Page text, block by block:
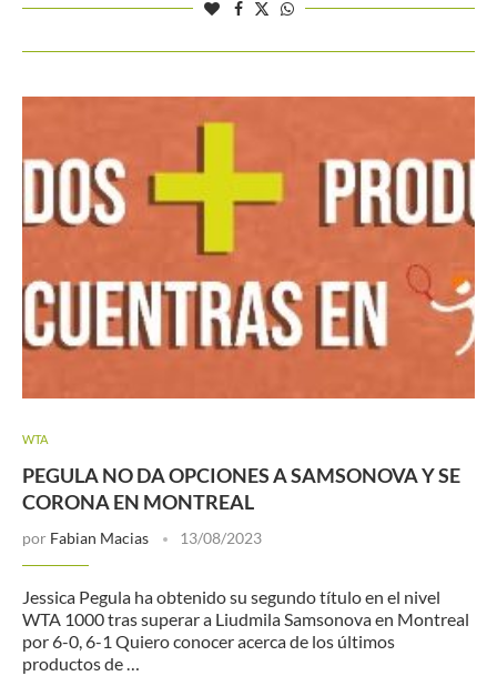
WTA
PEGULA NO DA OPCIONES A SAMSONOVA Y SE
CORONA EN MONTREAL
por Fabian Macias 13/08/2023
Jessica Pegula ha obtenido su segundo título en el nivel
WTA 1000 tras superar a Liudmila Samsonova en Montreal
por 6-0, 6-1 Quiero conocer acerca de los últimos
productos de …